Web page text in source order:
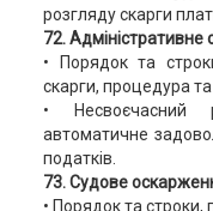
розгляду скарги
72. Адміністративне
• Порядок та
скарги, процедура та
• Несвоєчасний
автоматичне
податків.
73. Судове
• Порядок та строки,